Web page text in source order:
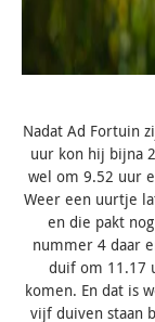
Nadat Ad Fortuin
uur kon hij bijna
wel om 9.52 uur
Weer een uurtje
en die pakt
nummer 4 daar
duif om 11.17
komen. En dat is
vijf duiven staan